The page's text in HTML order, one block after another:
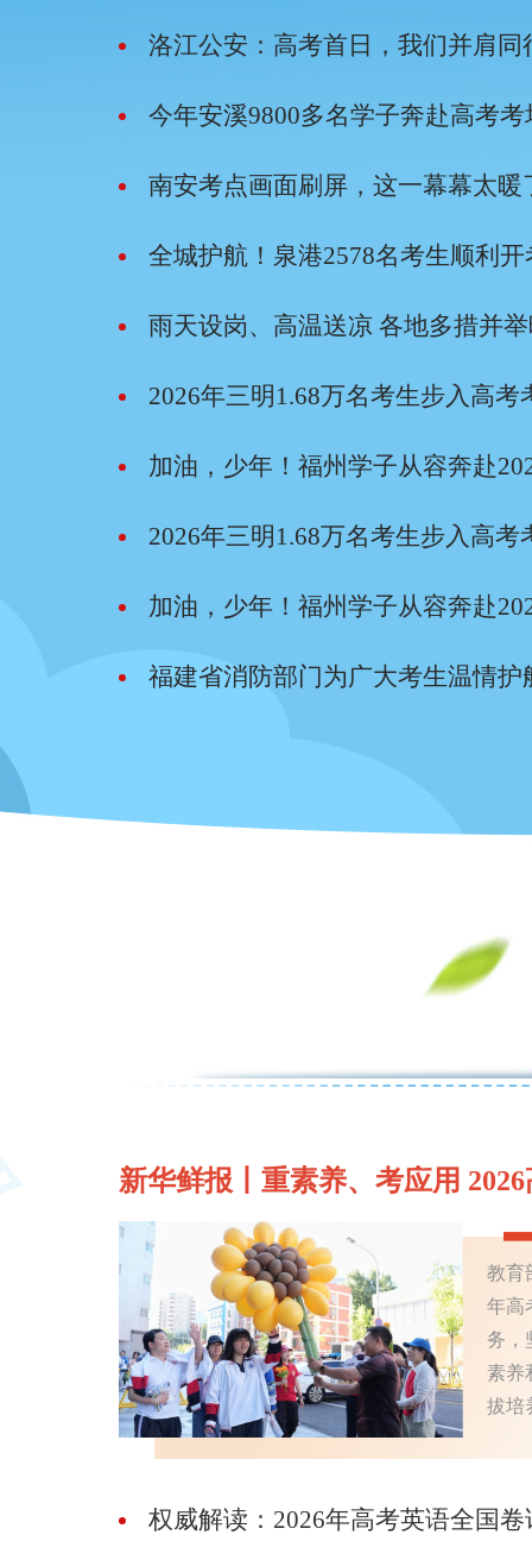
洛江公安：高考首日，我们并肩同
今年安溪9800多名学子奔赴高考考
南安考点画面刷屏，这一幕幕太暖
全城护航！泉港2578名考生顺利开
雨天设岗、高温送凉 各地多措并
2026年三明1.68万名考生步入高考
加油，少年！福州学子从容奔赴
2026年三明1.68万名考生步入高考
加油，少年！福州学子从容奔赴
福建省消防部门为广大考生温情护
新华鲜报丨重素养、考应用
教育
年高
务，
素养
拔培
权威解读：2026年高考英语全国